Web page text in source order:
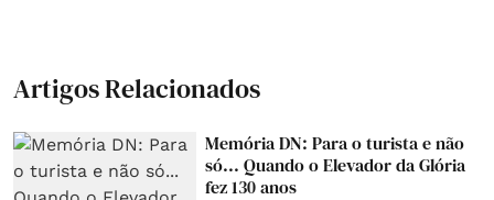
Artigos Relacionados
Memória DN: Para o turista e não
só... Quando o Elevador da Glória
fez 130 anos